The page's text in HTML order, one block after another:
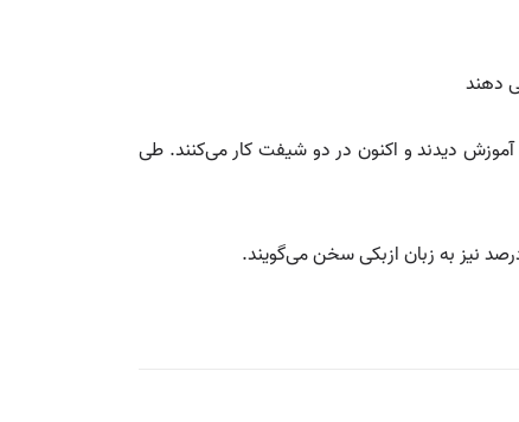
ماه آموزش دیدند و اکنون در دو شیفت کار می‌کنند. طی